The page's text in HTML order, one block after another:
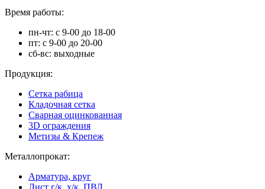
Время работы:
пн-чт: с 9-00 до 18-00
пт: с 9-00 до 20-00
сб-вс: выходные
Продукция:
Сетка рабица
Кладочная сетка
Сварная оцинкованная
3D ограждения
Метизы & Крепеж
Металлопрокат:
Арматура, круг
Лист г/к, х/к, ПВЛ